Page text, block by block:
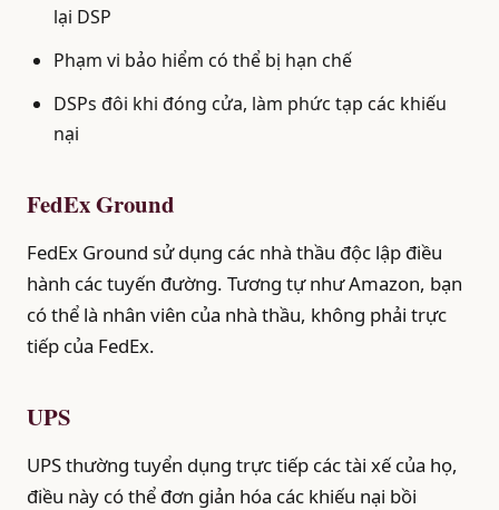
lại DSP
Phạm vi bảo hiểm có thể bị hạn chế
DSPs đôi khi đóng cửa, làm phức tạp các khiếu
nại
FedEx Ground
FedEx Ground sử dụng các nhà thầu độc lập điều
hành các tuyến đường. Tương tự như Amazon, bạn
có thể là nhân viên của nhà thầu, không phải trực
tiếp của FedEx.
UPS
UPS thường tuyển dụng trực tiếp các tài xế của họ,
điều này có thể đơn giản hóa các khiếu nại bồi